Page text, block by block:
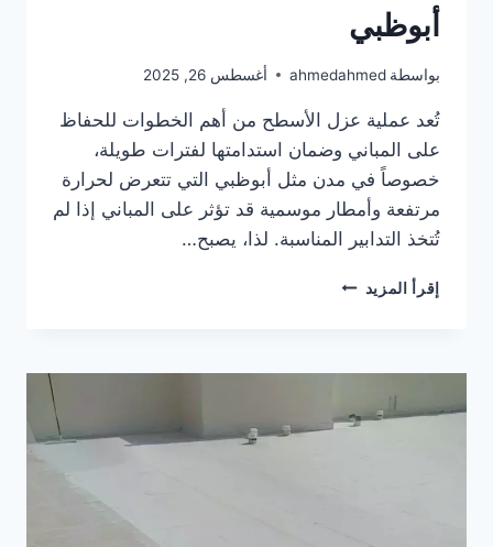
أبوظبي
بواسطة ahmedahmed أغسطس 26, 2025
تُعد عملية عزل الأسطح من أهم الخطوات للحفاظ
على المباني وضمان استدامتها لفترات طويلة،
خصوصاً في مدن مثل أبوظبي التي تتعرض لحرارة
مرتفعة وأمطار موسمية قد تؤثر على المباني إذا لم
تُتخذ التدابير المناسبة. لذا، يصبح…
إقرأ المزيد أفضل
في